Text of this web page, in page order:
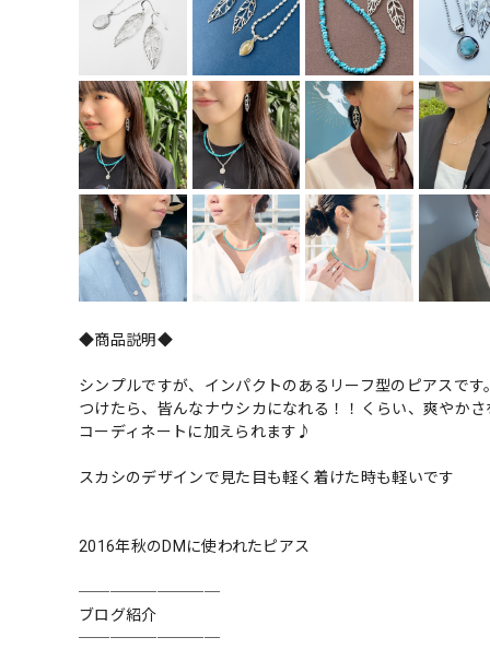
◆商品説明◆
シンプルですが、インパクトのあるリーフ型のピアスです
つけたら、皆んなナウシカになれる！！くらい、爽やかさ
コーディネートに加えられます♪
スカシのデザインで見た目も軽く着けた時も軽いです
2016年秋のDMに使われたピアス
─────────
ブログ紹介
─────────